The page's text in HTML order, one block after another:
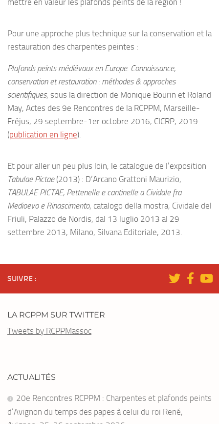
Pour une approche plus technique sur la conservation et la
restauration des charpentes peintes :
Plafonds peints médiévaux en Europe. Connaissance,
conservation et restauration : méthodes & approches
scientifiques, sous la direction de Monique Bourin et Roland
May, Actes des 9e Rencontres de la RCPPM, Marseille-
Fréjus, 29 septembre-1er octobre 2016, CICRP, 2019
(publication en ligne).
Et pour aller un peu plus loin, le catalogue de l’exposition
Tabulae Pictae(2013) : D’Arcano Grattoni Maurizio,
TABULAE PICTAE, Pettenelle e cantinelle a Cividale fra
Medioevo e Rinascimento, catalogo della mostra, Cividale del
Friuli, Palazzo de Nordis, dal 13 luglio 2013 al 29
settembre 2013, Milano, Silvana Editoriale, 2013.
SUIVRE :
LA RCPPM SUR TWITTER
Tweets by RCPPMassoc
ACTUALITÉS
20e Rencontres RCPPM : Charpentes et plafonds peints
d’Avignon du temps des papes à celui du roi René,